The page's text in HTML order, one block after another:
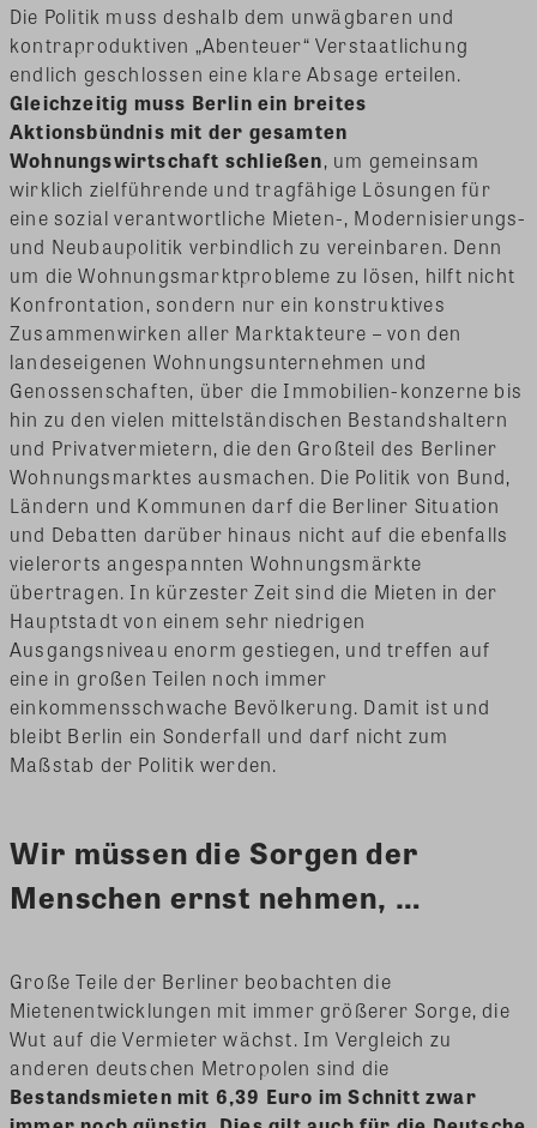
Die Politik muss deshalb dem unwägbaren und
kontraproduktiven „Abenteuer“ Verstaatlichung
endlich geschlossen eine klare Absage erteilen.
Gleichzeitig muss Berlin ein breites
Aktionsbündnis mit der gesamten
Wohnungswirtschaft schließen, um gemeinsam
wirklich zielführende und tragfähige Lösungen für
eine sozial verantwortliche Mieten-, Modernisierungs-
und Neubaupolitik verbindlich zu vereinbaren. Denn
um die Wohnungsmarktprobleme zu lösen, hilft nicht
Konfrontation, sondern nur ein konstruktives
Zusammenwirken aller Marktakteure – von den
landeseigenen Wohnungsunternehmen und
Genossenschaften, über die Immobilien-konzerne bis
hin zu den vielen mittelständischen Bestandshaltern
und Privatvermietern, die den Großteil des Berliner
Wohnungsmarktes ausmachen. Die Politik von Bund,
Ländern und Kommunen darf die Berliner Situation
und Debatten darüber hinaus nicht auf die ebenfalls
vielerorts angespannten Wohnungsmärkte
übertragen. In kürzester Zeit sind die Mieten in der
Hauptstadt von einem sehr niedrigen
Ausgangsniveau enorm gestiegen, und treffen auf
eine in großen Teilen noch immer
einkommensschwache Bevölkerung. Damit ist und
bleibt Berlin ein Sonderfall und darf nicht zum
Maßstab der Politik werden.
Wir müssen die Sorgen der
Menschen ernst nehmen, …
Große Teile der Berliner beobachten die
Mietenentwicklungen mit immer größerer Sorge, die
Wut auf die Vermieter wächst. Im Vergleich zu
anderen deutschen Metropolen sind die
Bestandsmieten mit 6,39 Euro im Schnitt zwar